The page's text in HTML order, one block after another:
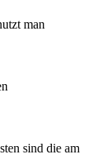
man
sind die am